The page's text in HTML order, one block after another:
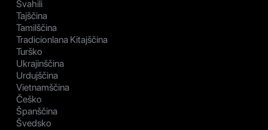
Svahili
Tajščina
Tamilščina
Tradicionlana Kitajščina
Turško
Ukrajinščina
Urdujščina
Vietnamščina
Češko
Španščina
Švedsko